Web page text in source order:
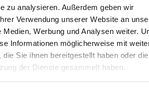
zu analysieren. Außerdem geben wir
Verwendung unserer Website an
Medien, Werbung und Analysen weiter.
Informationen möglicherweise mit
die Sie ihnen bereitgestellt haben oder
der Dienste gesammelt haben.
Durchführungder Ablage
Du mit: